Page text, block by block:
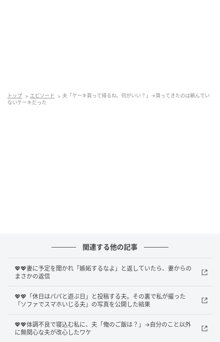
玄関のドアが開く音がして、夫が紙袋を差し出しまし
た。「お待たせ」とうれしそうな顔です。私もわくわ
「うん、ありがとう」とだけ返しましたが、心の奥に
は小さな引っかかりが残りました。
もやもやの正体
ショートケーキはたしかにおいしくて、フルーツの甘
さもさわやかでした。それでも、引っかかりはなかな
か消えてくれません。私はその気持ちを少しだけ言葉
トップ エピソード
夫「ケーキ買って帰るね。何がいい？」→買ってきたのは頼んでい
ないケーキだった
関連する他の記事
💖💖妻に予定を聞かれ「嫉妬するなよ」と返していたら、妻からの
まさかの返信
💖💖「休日はパパと遊ぶ日」と投稿する夫。その裏で私が撮った
「ソファでスマホいじる夫」の写真を公開した結果
💖💖体調不良で寝込む私に、夫「俺のご飯は？」→自分のこと以外
に無関心な夫が改心したワケ